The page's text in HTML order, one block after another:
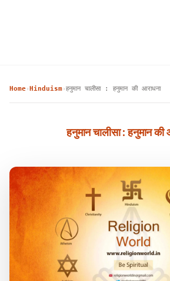
Home› Hinduism›हनुमान चालीसा : हनुमान की आराधना
हनुमान चालीसा : हनुमान की